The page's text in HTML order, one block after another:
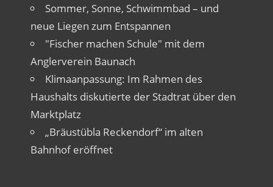
Sommer, Sonne, Schwimmbad – und
neue Liegen zum Entspannen
"Fischer machen Schule" mit dem
Anglerverein Baunach
Klimaanpassung: Im Rahmen des
Haushalts diskutierte der Stadtrat über den
Marktplatz
„Bräustübla Reckendorf“ im alten
Bahnhof eröffnet